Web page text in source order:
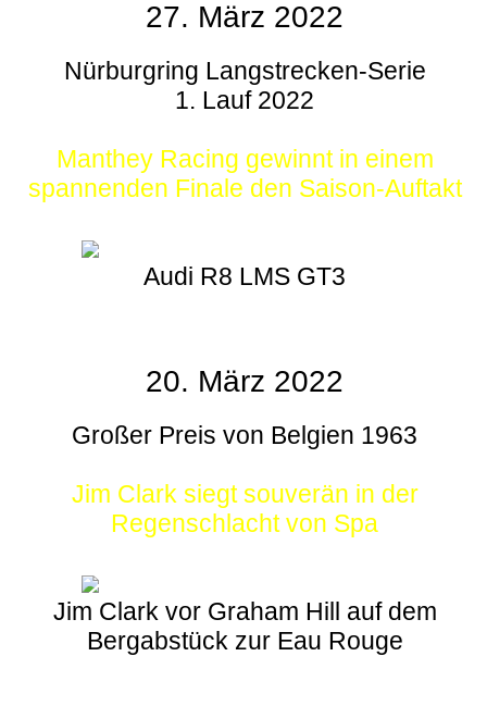
27. März 2022
Nürburgring Langstrecken-Serie
1. Lauf 2022
Manthey Racing gewinnt in einem
spannenden Finale den Saison-Auftakt
Audi R8 LMS GT3
20. März 2022
Großer Preis von Belgien 1963
Jim Clark siegt souverän in der
Regenschlacht von Spa
Jim Clark vor Graham Hill auf dem
Bergabstück zur Eau Rouge